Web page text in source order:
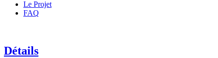
Le Projet
FAQ
Détails